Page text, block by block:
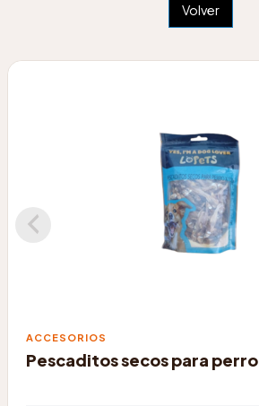
Volver
ACCESORIOS
Pescaditos secos para perro